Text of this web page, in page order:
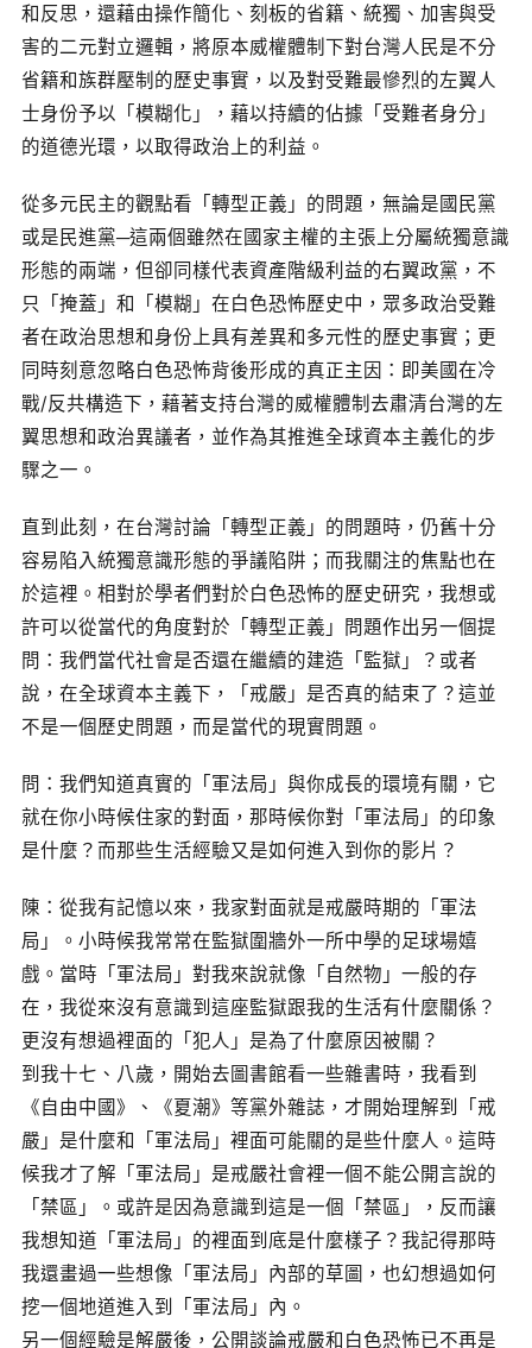
和反思，還藉由操作簡化、刻板的省籍、統獨、加害與受
害的二元對立邏輯，將原本威權體制下對台灣人民是不分
省籍和族群壓制的歷史事實，以及對受難最慘烈的左翼人
士身份予以「模糊化」，藉以持續的佔據「受難者身分」
的道德光環，以取得政治上的利益。
從多元民主的觀點看「轉型正義」的問題，無論是國民黨
或是民進黨─這兩個雖然在國家主權的主張上分屬統獨意識
形態的兩端，但卻同樣代表資產階級利益的右翼政黨，不
只「掩蓋」和「模糊」在白色恐怖歷史中，眾多政治受難
者在政治思想和身份上具有差異和多元性的歷史事實；更
同時刻意忽略白色恐怖背後形成的真正主因：即美國在冷
戰/反共構造下，藉著支持台灣的威權體制去肅清台灣的左
翼思想和政治異議者，並作為其推進全球資本主義化的步
驟之一。
直到此刻，在台灣討論「轉型正義」的問題時，仍舊十分
容易陷入統獨意識形態的爭議陷阱；而我關注的焦點也在
於這裡。相對於學者們對於白色恐怖的歷史研究，我想或
許可以從當代的角度對於「轉型正義」問題作出另一個提
問：我們當代社會是否還在繼續的建造「監獄」？或者
說，在全球資本主義下，「戒嚴」是否真的結束了？這並
不是一個歷史問題，而是當代的現實問題。
問：我們知道真實的「軍法局」與你成長的環境有關，它
就在你小時候住家的對面，那時候你對「軍法局」的印象
是什麼？而那些生活經驗又是如何進入到你的影片？
陳：從我有記憶以來，我家對面就是戒嚴時期的「軍法
局」。小時候我常常在監獄圍牆外一所中學的足球場嬉
戲。當時「軍法局」對我來說就像「自然物」一般的存
在，我從來沒有意識到這座監獄跟我的生活有什麼關係？
更沒有想過裡面的「犯人」是為了什麼原因被關？
到我十七、八歲，開始去圖書館看一些雜書時，我看到
《自由中國》、《夏潮》等黨外雜誌，才開始理解到「戒
嚴」是什麼和「軍法局」裡面可能關的是些什麼人。這時
候我才了解「軍法局」是戒嚴社會裡一個不能公開言說的
「禁區」。或許是因為意識到這是一個「禁區」，反而讓
我想知道「軍法局」的裡面到底是什麼樣子？我記得那時
我還畫過一些想像「軍法局」內部的草圖，也幻想過如何
挖一個地道進入到「軍法局」內。
另一個經驗是解嚴後，公開談論戒嚴和白色恐怖已不再是